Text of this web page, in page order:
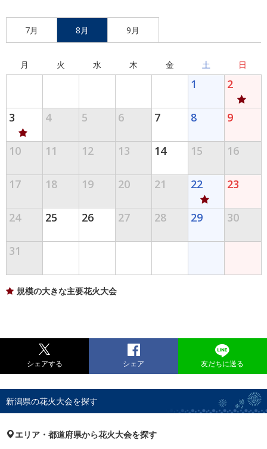
7月 8月 9月
月 火 水 木 金 土 日
1 2
3 4 5 6 7 8 9
10 11 12 13 14 15 16
17 18 19 20 21 22 23
24 25 26 27 28 29 30
31
規模の大きな主要花火大会
シェアする シェア 友だちに送る
新潟県の花火大会を探す
エリア・都道府県から花火大会を探す